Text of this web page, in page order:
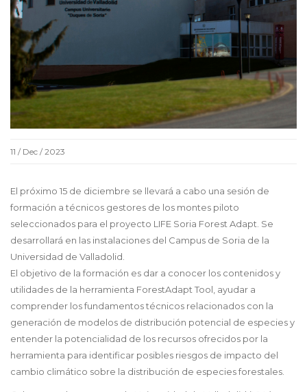
11 / Dec / 2023
El próximo 15 de diciembre se llevará a cabo una sesión de
formación a técnicos gestores de los montes piloto
seleccionados para el proyecto LIFE Soria Forest Adapt. Se
desarrollará en las instalaciones del Campus de Soria de la
Universidad de Valladolid.
El objetivo de la formación es dar a conocer los contenidos y
utilidades de la herramienta ForestAdapt Tool, ayudar a
comprender los fundamentos técnicos relacionados con la
generación de modelos de distribución potencial de especies y
entender la potencialidad de los recursos ofrecidos por la
herramienta para identificar posibles riesgos de impacto del
cambio climático sobre la distribución de especies forestales.